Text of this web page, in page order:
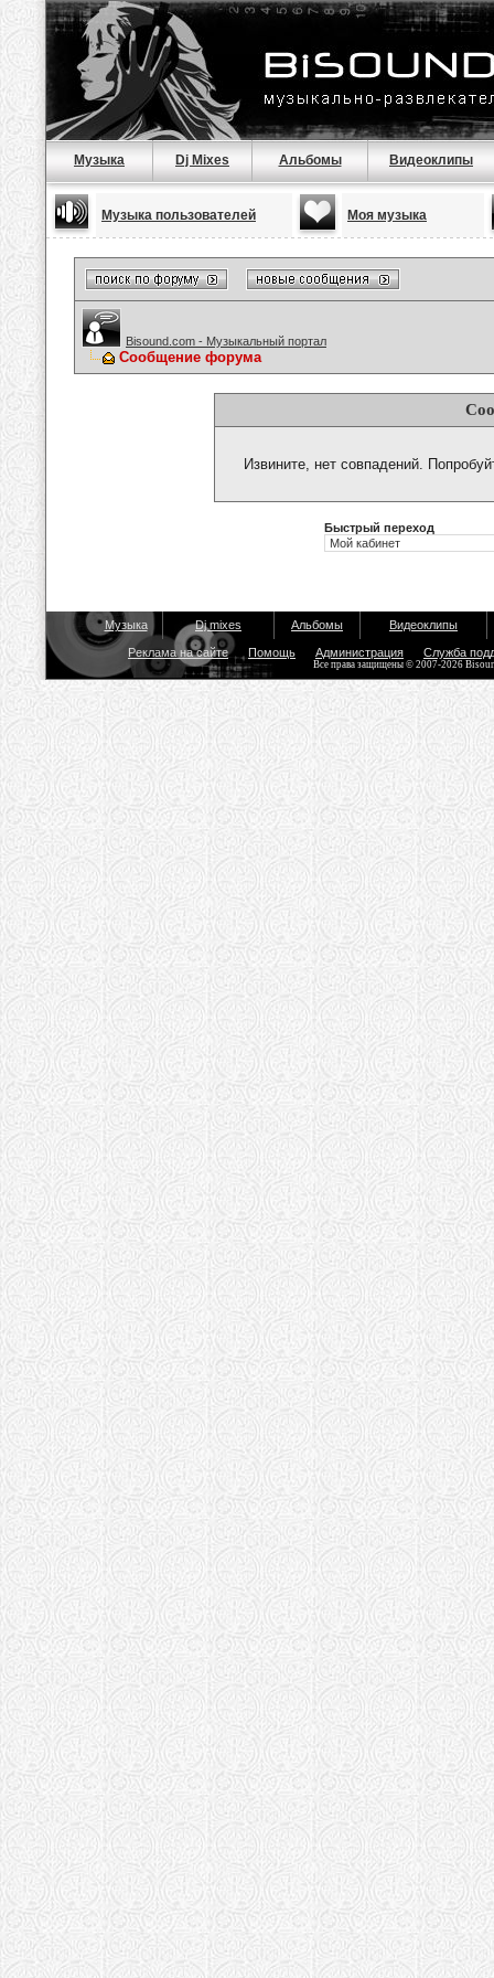
Музыка Dj Mixes Альбомы Видеоклипы
Музыка пользователей Моя музыка
Bisound.com - Музыкальный портал
Сообщение форума
Извините, нет совпадений.
Быстрый переход
Музыка Dj mixes Альбомы Видеоклипы
Реклама на сайте Помощь Администрация Служба
Все права защищены © 2007-2026